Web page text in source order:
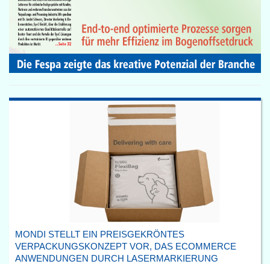
MONDI STELLT EIN PREISGEKRÖNTES
VERPACKUNGSKONZEPT VOR, DAS ECOMMERCE
ANWENDUNGEN DURCH LASERMARKIERUNG